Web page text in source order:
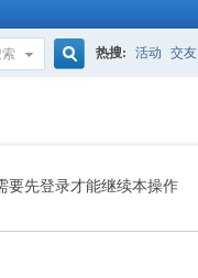
索
索
热搜: 活动 交友
要先登录才能继续本操作